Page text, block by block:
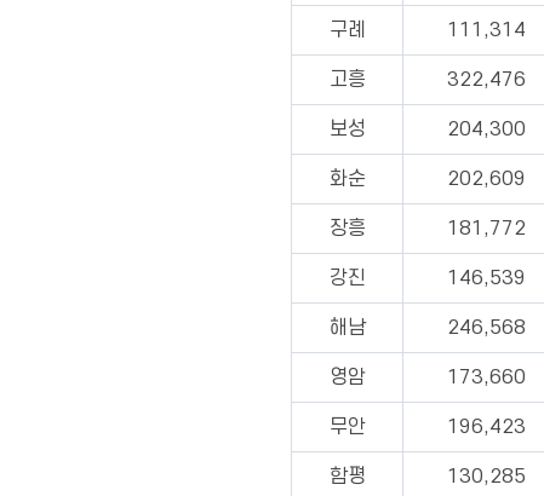
구례 111,314
고흥 322,476
보성 204,300
화순 202,609
장흥 181,772
강진 146,539
해남 246,568
영암 173,660
무안 196,423
함평 130,285